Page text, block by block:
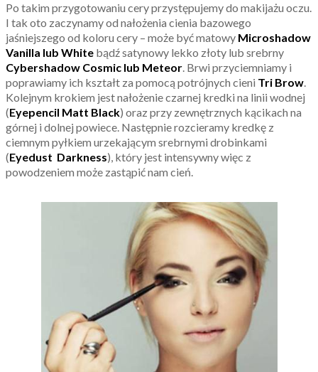
Po takim przygotowaniu cery przystępujemy do makijażu oczu.
I tak oto zaczynamy od nałożenia cienia bazowego
jaśniejszego od koloru cery – może być matowy Microshadow
Vanilla lub White bądź satynowy lekko złoty lub srebrny
Cybershadow Cosmic lub Meteor. Brwi przyciemniamy i
poprawiamy ich kształt za pomocą potrójnych cieni Tri Brow.
Kolejnym krokiem jest nałożenie czarnej kredki na linii wodnej
(Eyepencil Matt Black) oraz przy zewnętrznych kącikach na
górnej i dolnej powiece. Następnie rozcieramy kredkę z
ciemnym pyłkiem urzekającym srebrnymi drobinkami
(Eyedust Darkness), który jest intensywny więc z
powodzeniem może zastąpić nam cień.